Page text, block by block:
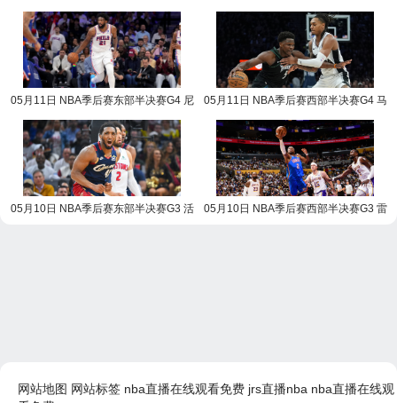
05月11日 NBA季后赛东部半决赛G4 尼
05月11日 NBA季后赛西部半决赛G4 马
05月10日 NBA季后赛东部半决赛G3 活
05月10日 NBA季后赛西部半决赛G3 雷
网站地图 网站标签 nba直播在线观看免费 jrs直播nba nba直播在线观